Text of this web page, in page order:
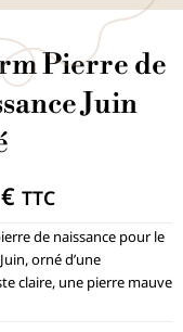
Pierre de
Juin
€ TTC
de naissance pour le
orné d’une
claire, une pierre mauve